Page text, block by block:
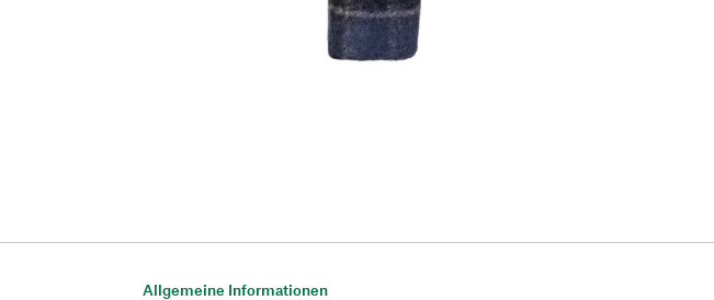
Allgemeine Informationen